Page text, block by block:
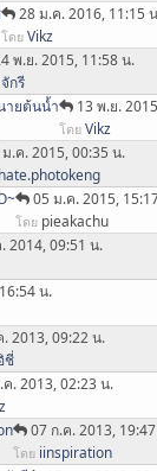
28 ม.ค. 2016, 11:15
โดย Vikz
พ.ย. 2015, 11:58 น.
จักรี
ายต้นน้ำ 13 พ.ย.
โดย Vikz
.ค. 2015, 00:35 น.
05 ม.ค. 2015,
โดย pieakachu
2014, 09:51 น.
น.
. 2013, 09:22 น.
ชี่
ค. 2013, 02:23 น.
07 ก.ค. 2013,
โดย iinspiration